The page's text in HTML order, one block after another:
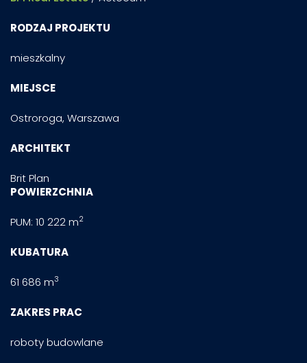
RODZAJ PROJEKTU
mieszkalny
MIEJSCE
Ostroroga, Warszawa
ARCHITEKT
Brit Plan
POWIERZCHNIA
PUM: 10 222 m2
KUBATURA
61 686 m3
ZAKRES PRAC
roboty budowlane